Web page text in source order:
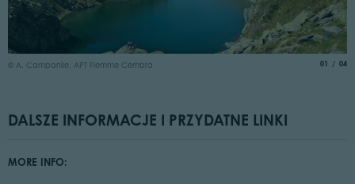
© A. Campanile, APT Fiemme Cembra 01 of
04
DALSZE INFORMACJE I PRZYDATNE LINKI
MORE INFO: